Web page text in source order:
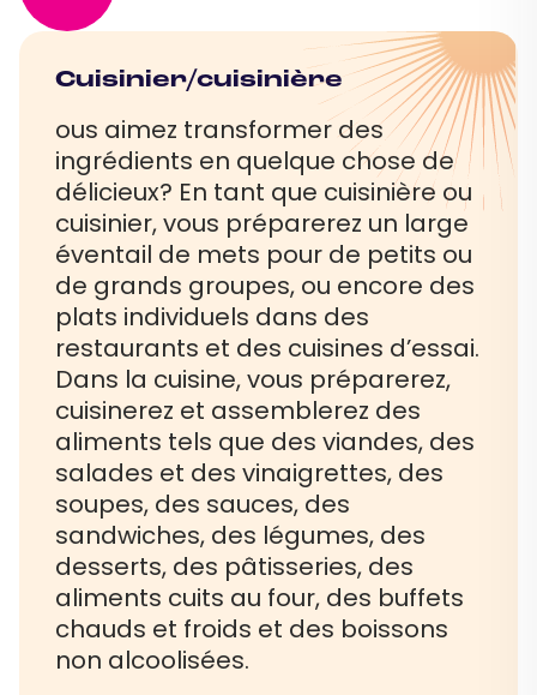
Cuisinier/cuisinière
ous aimez transformer des
ingrédients en quelque chose de
délicieux? En tant que cuisinière ou
cuisinier, vous préparerez un large
éventail de mets pour de petits ou
de grands groupes, ou encore des
plats individuels dans des
restaurants et des cuisines d’essai.
Dans la cuisine, vous préparerez,
cuisinerez et assemblerez des
aliments tels que des viandes, des
salades et des vinaigrettes, des
soupes, des sauces, des
sandwiches, des légumes, des
desserts, des pâtisseries, des
aliments cuits au four, des buffets
chauds et froids et des boissons
non alcoolisées.